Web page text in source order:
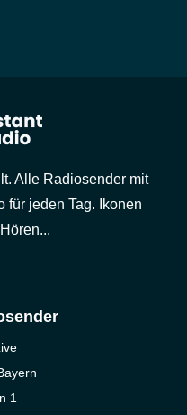
Alle Radiosender mit
für jeden Tag. Ikonen
1